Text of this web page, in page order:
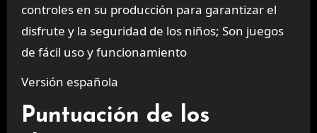
controles en su producción para garantizar el
disfrute y la seguridad de los niños; Son juegos
de fácil uso y funcionamiento
Versión española
Puntuación de los